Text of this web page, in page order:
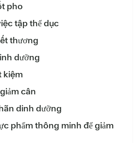
pho
tập thể dục
thương
dưỡng
kiệm
cân
dinh dưỡng
phẩm thông minh để giảm